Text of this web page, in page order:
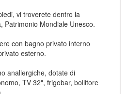
vi troverete dentro la
Patrimonio Mondiale Unesco.
con bagno privato interno
esterno.
anallergiche, dotate di
TV 32", frigobar, bollitore